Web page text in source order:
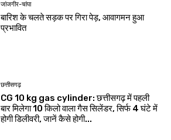
जांजगीर-चांपा
बारिश के चलते सड़क पर गिरा पेड़, आवागमन हुआ
प्रभावित
छत्तीसगढ़
CG 10 kg gas cylinder: छत्तीसगढ़ में पहली
बार मिलेगा 10 किलो वाला गैस सिलेंडर, सिर्फ 4 घंटे में
होगी डिलीवरी, जानें कैसे होगी...